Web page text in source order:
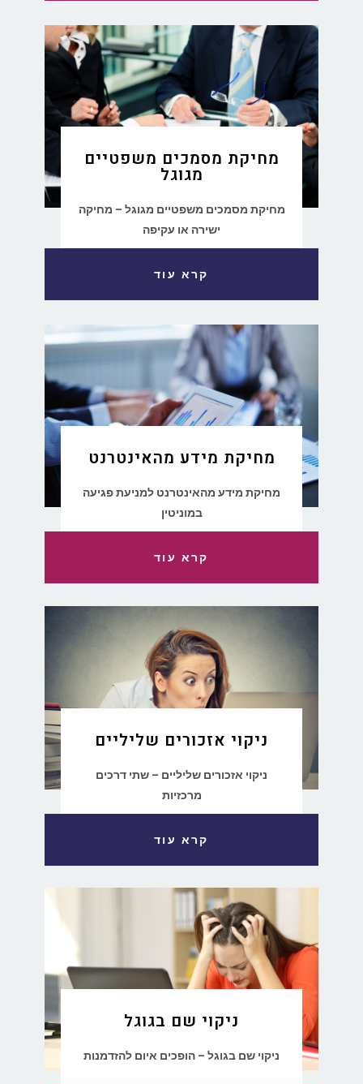
מחיקת מסמכים משפטיים
מגוגל
מחיקת מסמכים משפטיים מגוגל – מחיקה
ישירה או עקיפה
קרא עוד
מחיקת מידע מהאינטרנט
מחיקת מידע מהאינטרנט למניעת פגיעה
במוניטין
קרא עוד
ניקוי אזכורים שליליים
ניקוי אזכורים שליליים – שתי דרכים
מרכזיות
קרא עוד
ניקוי שם בגוגל
ניקוי שם בגוגל – הופכים איום להזדמנות